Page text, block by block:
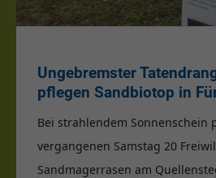
Ungebremster
pflegen Sandbiotop in
Bei strahlendem Sonnenschein
vergangenen Samstag 20
Sandmagerrasen am